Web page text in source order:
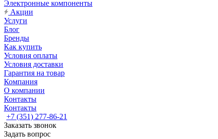
Электронные компоненты
Акции
Услуги
Блог
Бренды
Как купить
Условия оплаты
Условия доставки
Гарантия на товар
Компания
О компании
Контакты
Контакты
+7 (351) 277-86-21
Заказать звонок
Задать вопрос